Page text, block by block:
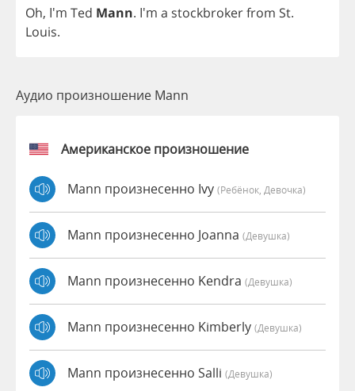
Oh, I'm Ted Mann. I'm a stockbrokerfrom St.
Louis.
Аудио произношение Mann
Американское произношение
Mann произнесенно Ivy (Ребёнок, Девочка)
Mann произнесенно Joanna (девушка)
Mann произнесенно Kendra (девушка)
Mann произнесенно Kimberly (девушка)
Mann произнесенно Salli (девушка)